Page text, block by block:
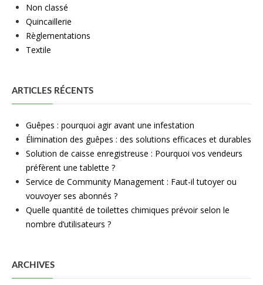
Non classé
Quincaillerie
Règlementations
Textile
ARTICLES RÉCENTS
Guêpes : pourquoi agir avant une infestation
Élimination des guêpes : des solutions efficaces et durables
Solution de caisse enregistreuse : Pourquoi vos vendeurs
préfèrent une tablette ?
Service de Community Management : Faut-il tutoyer ou
vouvoyer ses abonnés ?
Quelle quantité de toilettes chimiques prévoir selon le
nombre d’utilisateurs ?
ARCHIVES